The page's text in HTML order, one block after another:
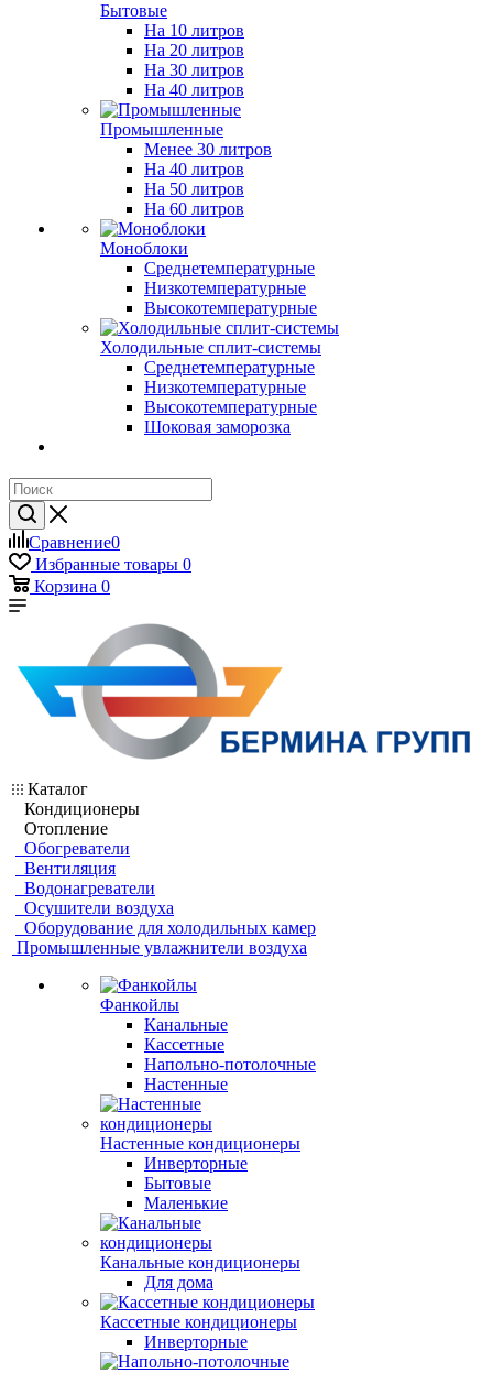
Бытовые
На 10 литров
На 20 литров
На 30 литров
На 40 литров
Промышленные
Менее 30 литров
На 40 литров
На 50 литров
На 60 литров
Моноблоки
Среднетемпературные
Низкотемпературные
Высокотемпературные
Холодильные сплит-системы
Среднетемпературные
Низкотемпературные
Высокотемпературные
Шоковая заморозка
Сравнение0
Избранные товары 0
Корзина 0
Каталог
Кондиционеры
Отопление
Обогреватели
Вентиляция
Водонагреватели
Осушители воздуха
Оборудование для холодильных камер
Промышленные увлажнители воздуха
Фанкойлы
Канальные
Кассетные
Напольно-потолочные
Настенные
Настенные кондиционеры
Инверторные
Бытовые
Маленькие
Канальные кондиционеры
Для дома
Кассетные кондиционеры
Инверторные